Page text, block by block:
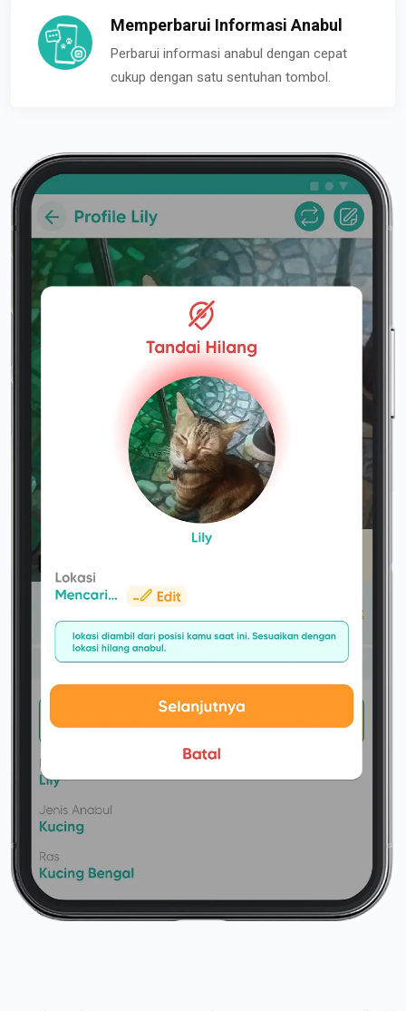
Memperbarui Informasi Anabul
Perbarui informasi anabul dengan cepat
cukup dengan satu sentuhan tombol.